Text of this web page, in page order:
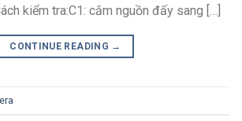
kiểm tra:C1: cắm nguồn đấy sang […]
CONTINUE READING →